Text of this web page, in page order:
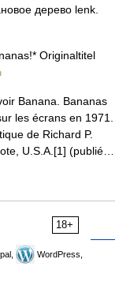
дерево lenk.
Originaltitel
Banana. Bananas
les écrans en 1971.
de Richard P.
U.S.A.[1] (publié…
18+
WordPress,